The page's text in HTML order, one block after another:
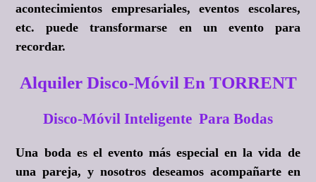
acontecimientos empresariales, eventos escolares,
etc. puede transformarse en un evento para
recordar.
Alquiler Disco-Móvil En TORRENT
Disco-Móvil Inteligente Para Bodas
Una boda es el evento más especial en la vida de
una pareja, y nosotros deseamos acompañarte en